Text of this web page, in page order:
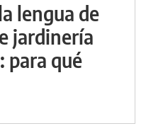
lengua de
jardinería
para qué